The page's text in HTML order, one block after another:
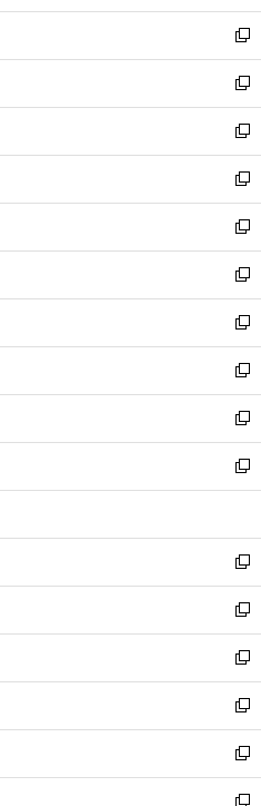
開
く
ウ
で
開
く
ン
ド
ウ
で
開
く
ウ
ィ
ン
ド
ウ
で
開
く
新
し
い
ウ
ィ
ン
ド
ウ
で
開
く
新
し
い
ウ
ィ
ン
ド
ウ
で
開
く
新
し
い
ウ
ィ
ン
ド
ウ
で
開
く
新
し
い
ウ
ィ
ン
ド
ウ
で
開
く
新
し
い
ウ
ィ
ン
ド
ウ
で
開
く
新
し
い
ウ
ィ
ン
ド
ウ
で
開
新
し
い
ウ
ィ
ン
ド
ウ
開
く
新
し
い
ウ
ィ
ン
ウ
で
開
く
新
し
い
ウ
ン
ド
ウ
で
開
く
新
し
ウ
ィ
ン
ド
ウ
で
開
く
新
し
い
ウ
ィ
ン
ド
ウ
で
開
く
新
し
い
ウ
ィ
ン
ド
ウ
で
新
し
い
ウ
ィ
ン
新
し
い
ウ
新
し